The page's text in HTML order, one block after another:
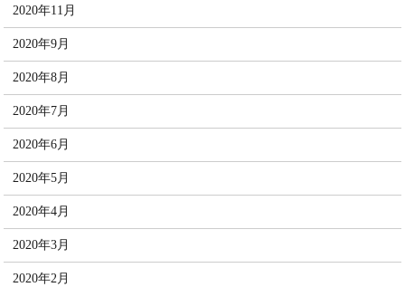
2020年11月
2020年9月
2020年8月
2020年7月
2020年6月
2020年5月
2020年4月
2020年3月
2020年2月